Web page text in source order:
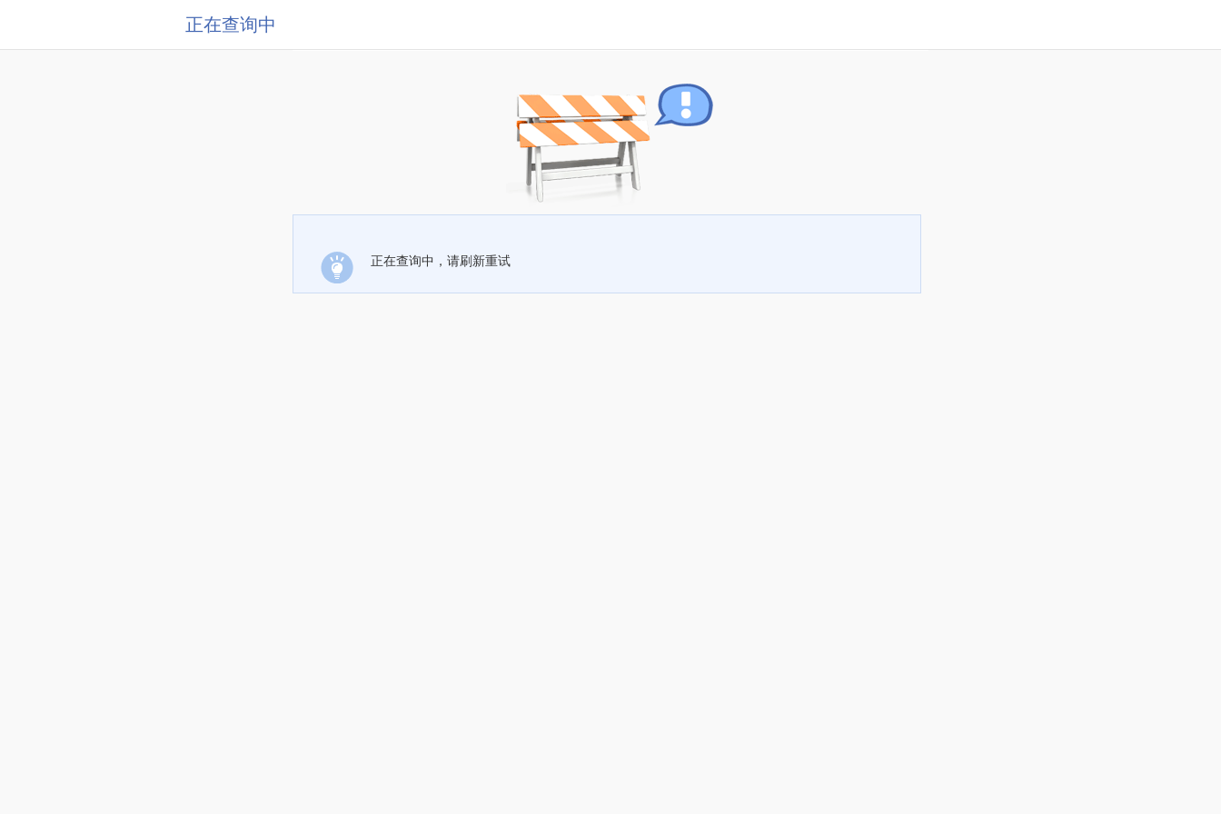
正在查询中
正在查询中，请刷新重试